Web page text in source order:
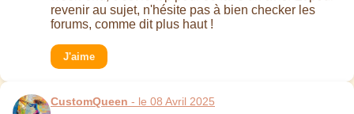
revenir au sujet, n'hésite pas à bien checker les
forums, comme dit plus haut !
J'aime
CustomQueen - le 08 Avril 2025